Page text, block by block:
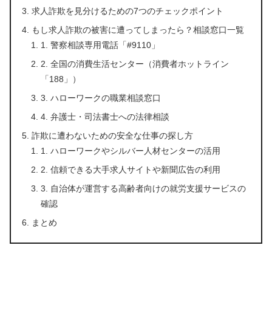
求人詐欺を見分けるための7つのチェックポイント
もし求人詐欺の被害に遭ってしまったら？相談窓口一覧
1. 警察相談専用電話「#9110」
2. 全国の消費生活センター（消費者ホットライン
「188」）
3. ハローワークの職業相談窓口
4. 弁護士・司法書士への法律相談
詐欺に遭わないための安全な仕事の探し方
1. ハローワークやシルバー人材センターの活用
2. 信頼できる大手求人サイトや新聞広告の利用
3. 自治体が運営する高齢者向けの就労支援サービスの
確認
まとめ